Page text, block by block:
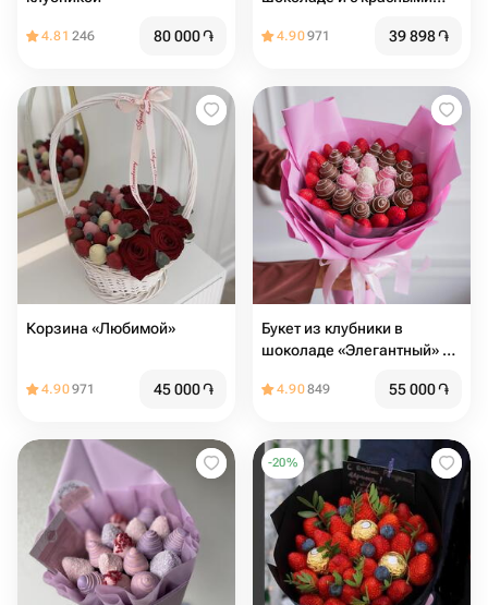
4.81 246 80 000֏ 4.90971 39 898֏
Корзина «Любимой»
4.90971 45 000֏
Букет из клубники в
шоколаде «Элегантный» в
4.90849 55 000֏
-20%